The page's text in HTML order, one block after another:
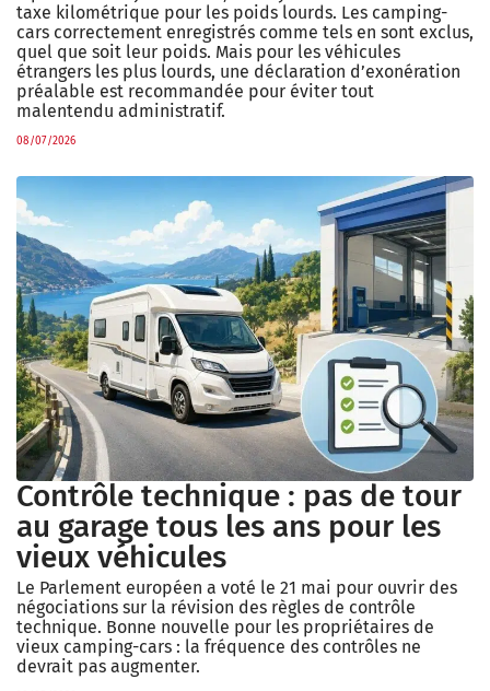
taxe kilométrique pour les poids lourds. Les camping-
cars correctement enregistrés comme tels en sont exclus,
quel que soit leur poids. Mais pour les véhicules
étrangers les plus lourds, une déclaration d’exonération
préalable est recommandée pour éviter tout
malentendu administratif.
08/07/2026
Contrôle technique : pas de tour
au garage tous les ans pour les
vieux véhicules
Le Parlement européen a voté le 21 mai pour ouvrir des
négociations sur la révision des règles de contrôle
technique. Bonne nouvelle pour les propriétaires de
vieux camping-cars : la fréquence des contrôles ne
devrait pas augmenter.